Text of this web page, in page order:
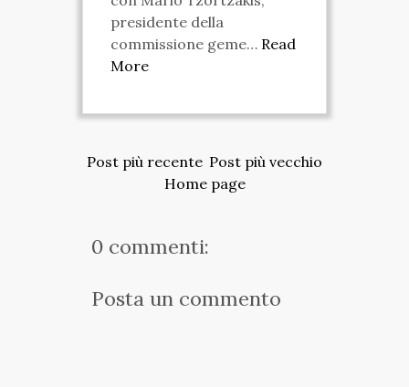
presidente della
commissione geme… Read
More
Post più recente Post più vecchio
Home page
0 commenti:
Posta un commento